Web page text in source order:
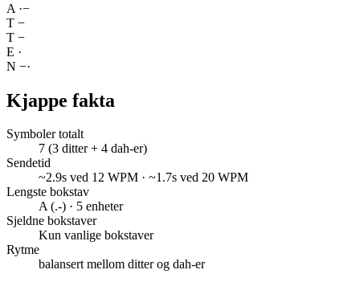
A ·−
T −
T −
E ·
N −·
Kjappe fakta
Symboler totalt
7 (3 ditter + 4 dah-er)
Sendetid
~2.9s ved 12 WPM · ~1.7s ved 20 WPM
Lengste bokstav
A (.-) · 5 enheter
Sjeldne bokstaver
Kun vanlige bokstaver
Rytme
balansert mellom ditter og dah-er